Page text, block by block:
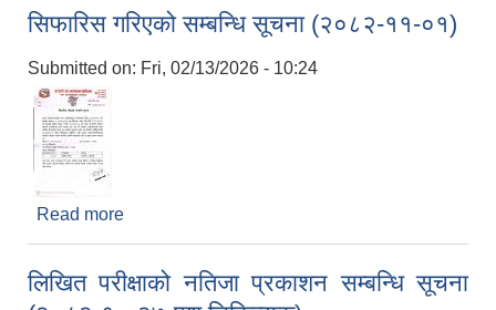
सिफारिस गरिएको सम्बन्धि सूचना (२०८२-११-०१)
Submitted on: Fri, 02/13/2026 - 10:24
Read more
लिखित परीक्षाको नतिजा प्रकाशन सम्बन्धि सूचना